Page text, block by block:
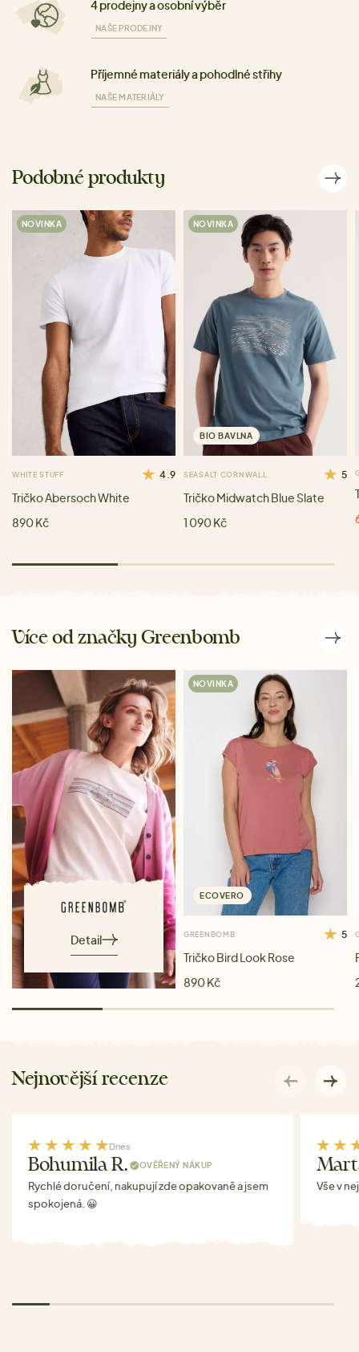
4 prodejny a osobní výběr
NAŠE PRODEJNY
Příjemné materiály a pohodlné střihy
NAŠE MATERIÁLY
Podobné produkty
NOVINKA
WHITE STUFF 4.9
Tričko Abersoch White
890 Kč
NOVINKA
BIO BAVLNA
SEASALT CORNWALL 5
Tričko Midwatch Blue Slate
1 090 Kč
Více od značky Greenbomb
Detail
NOVINKA
ECOVERO
GREENBOMB 5
Tričko Bird Look Rose
890 Kč
Nejnovější recenze
Dnes
Bohumila R. OVĚŘENÝ NÁKUP
Rychlé doručení, nakupují zde opakovaně a jsem
spokojená. 😀
Vše v